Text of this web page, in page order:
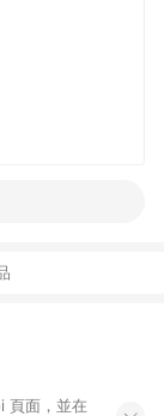
頁面，並在